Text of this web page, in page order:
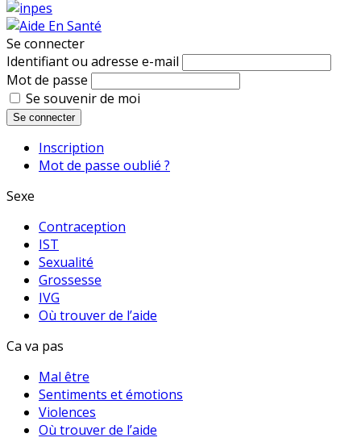
Se connecter
Identifiant ou adresse e-mail
Mot de passe
Se souvenir de moi
Se connecter
Inscription
Mot de passe oublié ?
Sexe
Contraception
IST
Sexualité
Grossesse
IVG
Où trouver de l’aide
Ca va pas
Mal être
Sentiments et émotions
Violences
Où trouver de l’aide